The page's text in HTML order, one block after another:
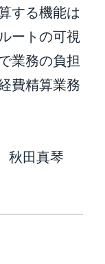
する機能は
ートの可視
業務の負担
費精算業務
秋田真琴